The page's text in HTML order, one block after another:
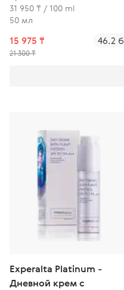
31 950 ₸ / 100 ml
50 мл
15 975 ₸
21 300 ₸
46.2 б
Experalta Platinum -
Дневной крем с